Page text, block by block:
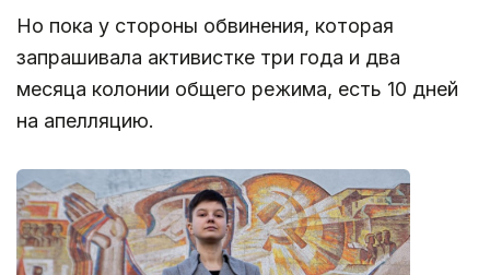
Но пока у стороны обвинения, которая
запрашивала активистке три года и два
месяца колонии общего режима, есть 10 дней
на апелляцию.